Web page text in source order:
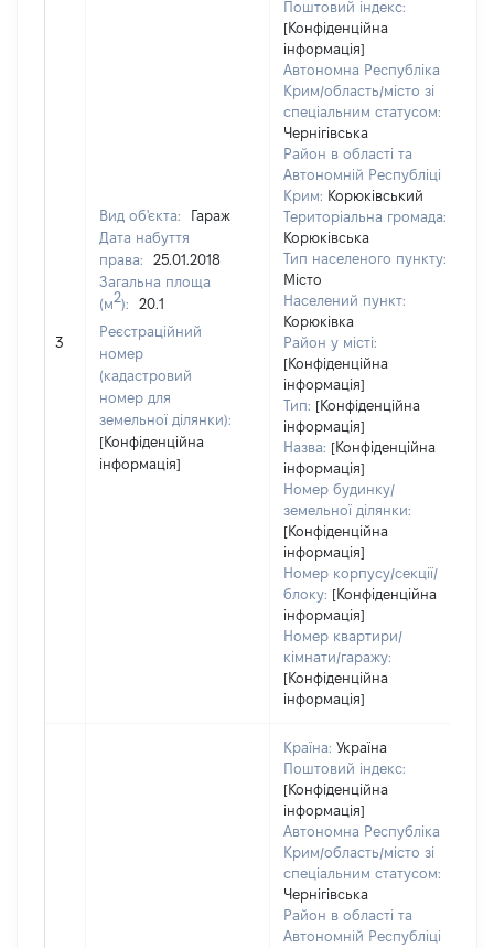
3
Вид об'єкта:
Гараж
Дата набуття
права:
25.01.2018
Загальна площа
(м2):
20.1
Реєстраційний
номер
(кадастровий
номер для
земельної ділянки):
[Конфіденційна
інформація]
Поштовий індекс:
[Конфіденційна
інформація]
Автономна Республіка
Крим/область/місто зі
спеціальним статусом:
Чернігівська
Район в області та
Автономній Республіці
Крим: Корюківський
Територіальна громада:
Корюківська
Тип населеного пункту:
Місто
Населений пункт:
Корюківка
Район у місті:
[Конфіденційна
інформація]
Тип: [Конфіденційна
інформація]
Назва: [Конфіденційна
інформація]
Номер будинку/
земельної ділянки:
[Конфіденційна
інформація]
Номер корпусу/секції/
блоку: [Конфіденційна
інформація]
Номер квартири/
кімнати/гаражу:
[Конфіденційна
інформація]
Країна: Україна
Поштовий індекс:
[Конфіденційна
інформація]
Автономна Республіка
Крим/область/місто зі
спеціальним статусом:
Чернігівська
Район в області та
Автономній Республіці